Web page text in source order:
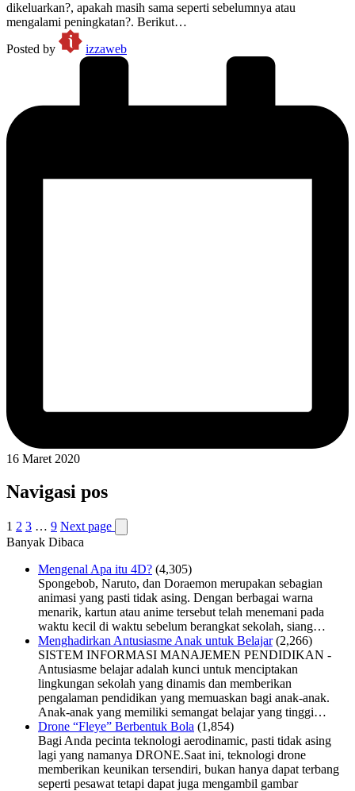
dikeluarkan?, apakah masih sama seperti sebelumnya atau
mengalami peningkatan?. Berikut…
Posted by
izzaweb
16 Maret 2020
Navigasi pos
1 2 3 … 9 Next page
Banyak Dibaca
Mengenal Apa itu 4D? (4,305)
Spongebob, Naruto, dan Doraemon merupakan sebagian
animasi yang pasti tidak asing. Dengan berbagai warna
menarik, kartun atau anime tersebut telah menemani pada
waktu kecil di waktu sebelum berangkat sekolah, siang…
Menghadirkan Antusiasme Anak untuk Belajar (2,266)
SISTEM INFORMASI MANAJEMEN PENDIDIKAN -
Antusiasme belajar adalah kunci untuk menciptakan
lingkungan sekolah yang dinamis dan memberikan
pengalaman pendidikan yang memuaskan bagi anak-anak.
Anak-anak yang memiliki semangat belajar yang tinggi…
Drone “Fleye” Berbentuk Bola (1,854)
Bagi Anda pecinta teknologi aerodinamic, pasti tidak asing
lagi yang namanya DRONE.Saat ini, teknologi drone
memberikan keunikan tersendiri, bukan hanya dapat terbang
seperti pesawat tetapi dapat juga mengambil gambar